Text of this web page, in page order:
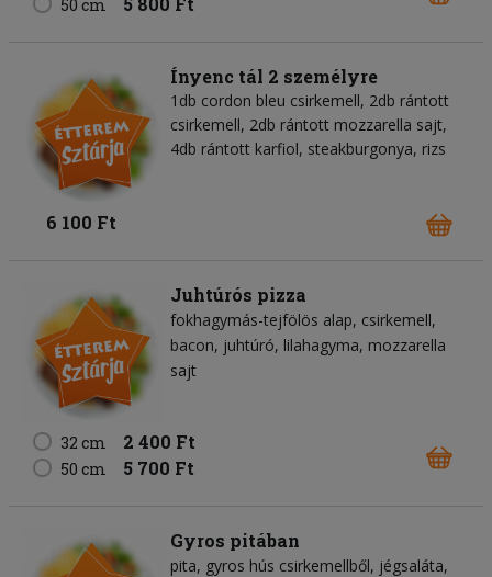
50 cm
Ínyenc tál 2 személyre
1db cordon bleu csirkemell, 2db rántott
csirkemell, 2db rántott mozzarella sajt,
4db rántott karfiol, steakburgonya, rizs
6 100 Ft
Juhtúrós pizza
fokhagymás-tejfölös alap csirkemell
bacon juhtúró lilahagyma mozzarella
sajt
32 cm 2 400 Ft
50 cm 5 700 Ft
Gyros pitában
pita gyros hús csirkemellből jégsaláta